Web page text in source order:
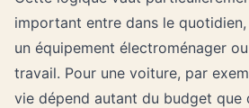
important entre dans le
un équipement électroménager
travail. Pour une voiture, par
vie dépend autant du budget que